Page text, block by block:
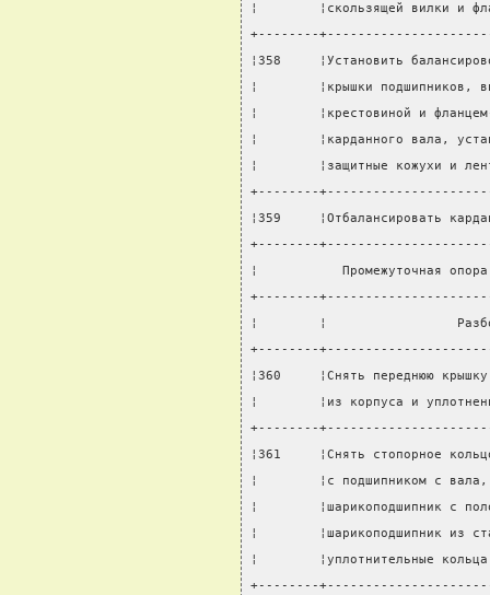
¦        ¦скользящей вилки
+--------
¦358     ¦Установить
¦        ¦крышки
¦        ¦крестовиной и
¦        ¦карданного вала,
¦        ¦защитные кожухи
+--------
¦359     ¦Отбалансировать
+--------
¦           Промежуточная
+--------
¦        ¦
+--------
¦360     ¦Снять переднюю
¦        ¦из корпуса и
+--------
¦361     ¦Снять стопорное
¦        ¦с подшипником с
¦        ¦шарикоподшипник
¦        ¦шарикоподшипник
¦        ¦уплотнительные
+--------